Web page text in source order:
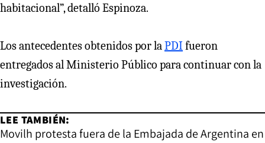
habitacional”, detalló Espinoza.
Los antecedentes obtenidos por laPDIfueron
entregados al Ministerio Público para continuar con la
investigación.
LEE TAMBIÉN:
Movilh protesta fuera de la Embajada de Argentina en